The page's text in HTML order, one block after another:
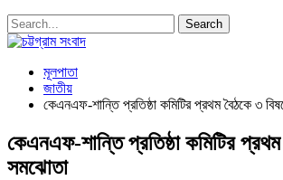
মূলপাতা
জাতীয়
কেএনএফ-শান্তি প্রতিষ্ঠা কমিটির প্রথম বৈঠকে ৩
কেএনএফ-শান্তি প্রতিষ্ঠা কমিটির
সমঝোতা